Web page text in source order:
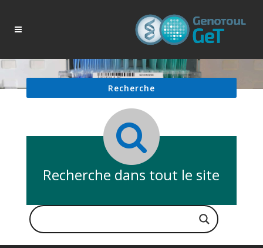
Recherche
Recherche dans tout le site